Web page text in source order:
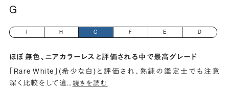
G
I H G F E D
ほぼ無色、ニアカラーレスと評価される中で最高グレード
「Rare White」(希少な白)と評価され、熟練の鑑定士でも注意
深く比較をして違…続きを読む